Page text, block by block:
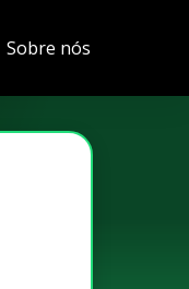
Sobre nós